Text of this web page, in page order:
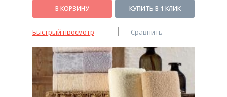
В КОРЗИНУ КУПИТЬ В 1 КЛИК
Быстрый просмотр Сравнить